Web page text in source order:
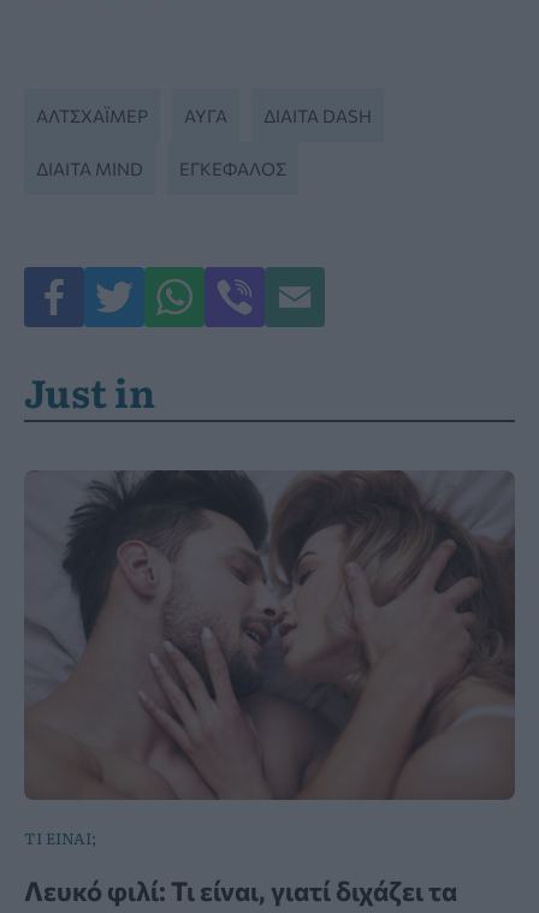
ΑΛΤΣΧΆΙΜΕΡ ΑΥΓΆ ΔΊΑΙΤΑ DASH
ΔΊΑΙΤΑ MIND ΕΓΚΕΦΑΛΟΣ
Just in
ΤΙ ΕΙΝΑΙ;
Λευκό φιλί: Τι είναι, γιατί διχάζει τα